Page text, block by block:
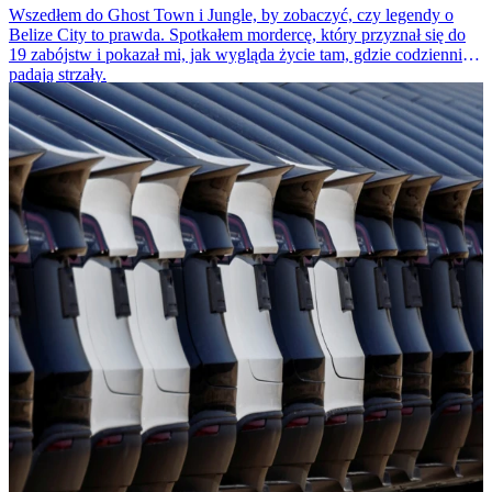
Wszedłem do Ghost Town i Jungle, by zobaczyć, czy legendy o
Belize City to prawda. Spotkałem mordercę, który przyznał się do
19 zabójstw i pokazał mi, jak wygląda życie tam, gdzie codziennie
padają strzały.